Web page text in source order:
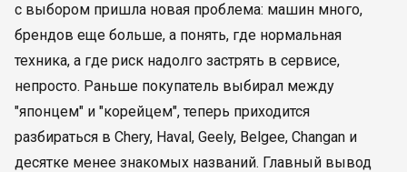
с выбором пришла новая проблема: машин много,
брендов еще больше, а понять, где нормальная
техника, а где риск надолго застрять в сервисе,
непросто. Раньше покупатель выбирал между
"японцем" и "корейцем", теперь приходится
разбираться в Chery, Haval, Geely, Belgee, Changan и
десятке менее знакомых названий. Главный вывод